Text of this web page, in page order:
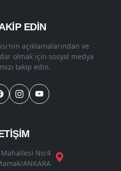
EDİN
açıklamalarından ve
olmak için sosyal medya
takip edin.
No:4
ANKARA